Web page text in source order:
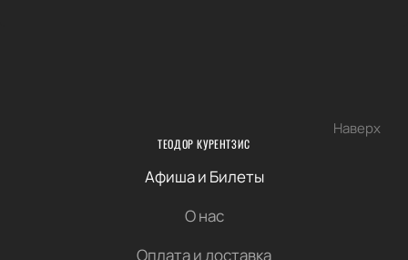
Наверх
ТЕОДОР КУРЕНТЗИС
Афиша и Билеты
О нас
Оплата и доставка